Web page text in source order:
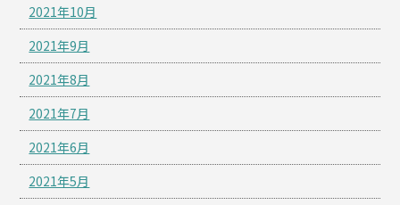
2021年10月
2021年9月
2021年8月
2021年7月
2021年6月
2021年5月